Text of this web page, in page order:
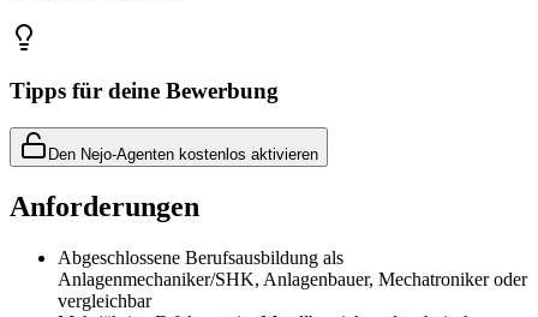
Tipps für deine Bewerbung
Den Nejo-Agenten kostenlos aktivieren
Anforderungen
Abgeschlossene Berufsausbildung als
Anlagenmechaniker/SHK, Anlagenbauer, Mechatroniker oder
vergleichbar